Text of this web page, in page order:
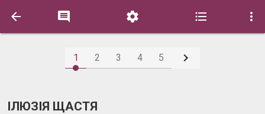
    
1 2 3 4 5 
ІЛЮЗІЯ ЩАСТЯ